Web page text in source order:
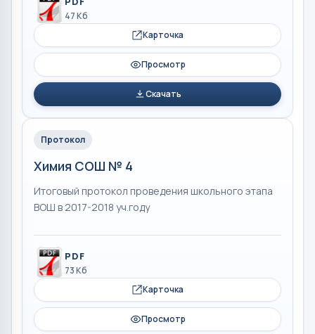
47 Кб
Карточка
Просмотр
Скачать
Протокол
Химия СОШ № 4
Итоговый протокол проведения школьного этапа
ВОШ в 2017-2018 уч.году
PDF
73 Кб
Карточка
Просмотр